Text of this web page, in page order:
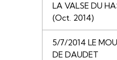
LA VALSE DU
(Oct. 2014)
5/7/2014 LE
DE DAUDET